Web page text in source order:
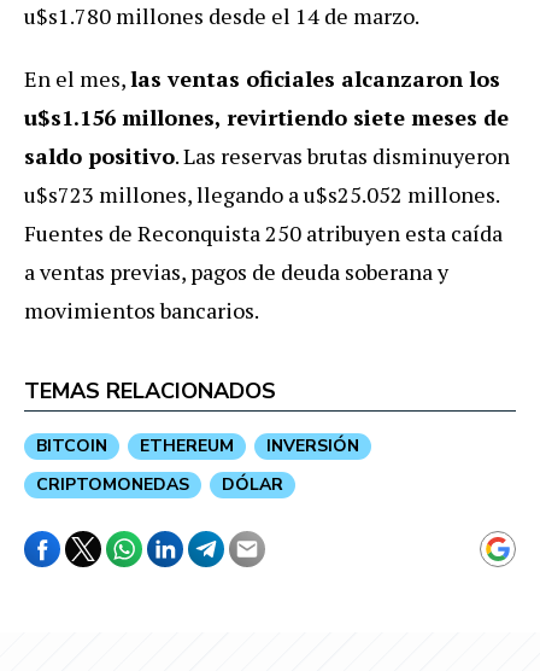
u$s1.780 millones desde el 14 de marzo.
En el mes,las ventas oficiales alcanzaron los
u$s1.156 millones, revirtiendo siete meses de
saldo positivo. Las reservas brutas disminuyeron
u$s723 millones, llegando a u$s25.052 millones.
Fuentes de Reconquista 250 atribuyen esta caída
a ventas previas, pagos de deuda soberana y
movimientos bancarios.
TEMAS RELACIONADOS
BITCOIN ETHEREUM
INVERSIÓN
CRIPTOMONEDAS
DÓLAR